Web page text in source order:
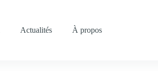
Actualités À propos